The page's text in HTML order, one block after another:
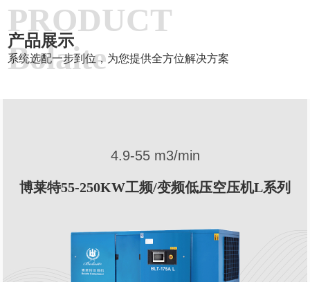
PRODUCT
Bolaite
产品展示
系统选配一步到位，为您提供全方位解决方案
4.9-55 m3/min
博莱特55-250KW工频/变频低压空压机L系列